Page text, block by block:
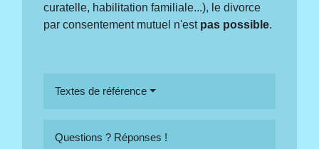
curatelle, habilitation familiale...), le divorce
par consentement mutuel n'est pas possible.
Textes de référence
Questions ? Réponses !